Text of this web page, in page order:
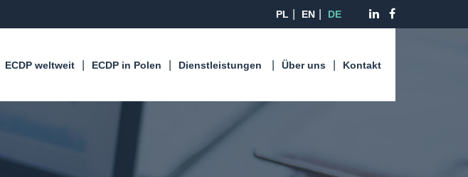
PL EN DE
ECDP weltweit ECDP in Polen Dienstleistungen Über uns Kontakt